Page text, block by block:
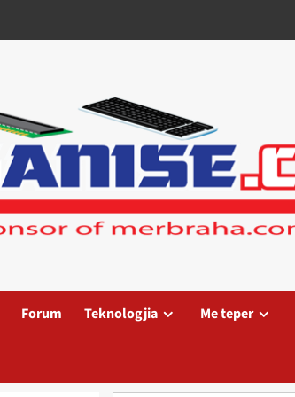
Forum Teknologjia Me teper